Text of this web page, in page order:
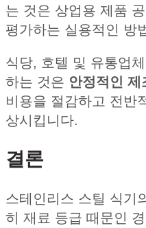
는 것은 상업용 제품
평가하는 실용적인 방
식당, 호텔 및 유통업
하는 것은 안정적인 제
비용을 절감하고 전반
상시킵니다.
결론
스테인리스 스틸 식기
히 재료 등급 때문인